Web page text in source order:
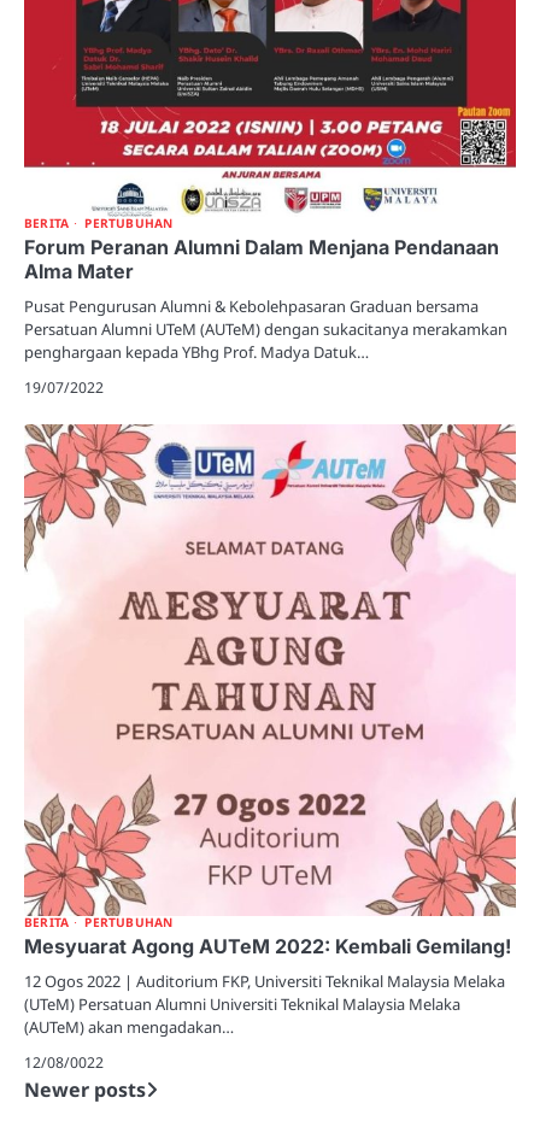
BERITA PERTUBUHAN
Forum Peranan Alumni Dalam Menjana Pendanaan
Alma Mater
Pusat Pengurusan Alumni & Kebolehpasaran Graduan bersama
Persatuan Alumni UTeM (AUTeM) dengan sukacitanya merakamkan
penghargaan kepada YBhg Prof. Madya Datuk…
19/07/2022
BERITA PERTUBUHAN
Mesyuarat Agong AUTeM 2022: Kembali Gemilang!
12 Ogos 2022 | Auditorium FKP, Universiti Teknikal Malaysia Melaka
(UTeM) Persatuan Alumni Universiti Teknikal Malaysia Melaka
(AUTeM) akan mengadakan…
12/08/0022
Posts
Newer posts